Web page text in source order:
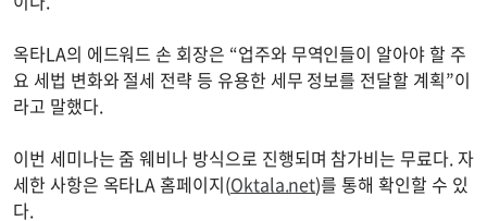
옥타LA의 에드워드 손 회장은 “업주와 무역인들이 알아야 할 주
요 세법 변화와 절세 전략 등 유용한 세무 정보를 전달할 계획”이
라고 말했다.
이번 세미나는 줌 웨비나 방식으로 진행되며 참가비는 무료다. 자
세한 사항은 옥타LA 홈페이지(Oktala.net)를 통해 확인할 수 있
다.